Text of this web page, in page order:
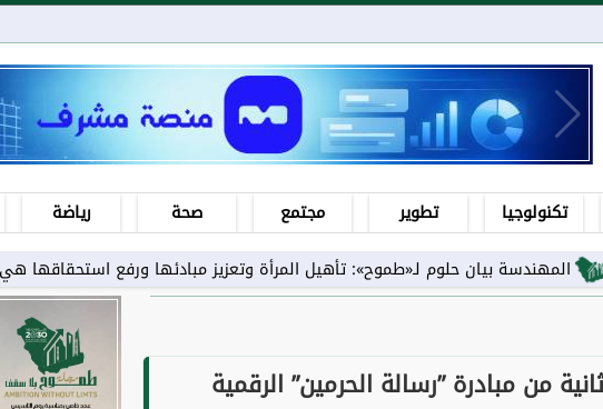
تكنولوجيا تطوير مجتمع صحة رياضة
بيان حلوم لـ«طموح»: تأهيل المرأة وتعزيز مبادئها ورفع استحقاقها هي الخطوة...
من مبادرة ”رسالة الحرمين” الرقمية